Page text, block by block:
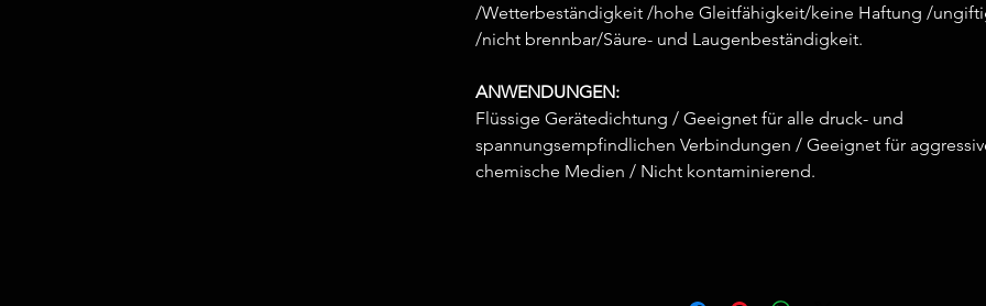
/Wetterbeständigkeit /hohe Gleitfähigkeit/keine Haftung /
/nicht brennbar/Säure- und Laugenbeständigkeit.
ANWENDUNGEN:
Flüssige Gerätedichtung / Geeignet für alle druck- und
spannungsempfindlichen Verbindungen / Geeignet für
chemische Medien / Nicht kontaminierend.